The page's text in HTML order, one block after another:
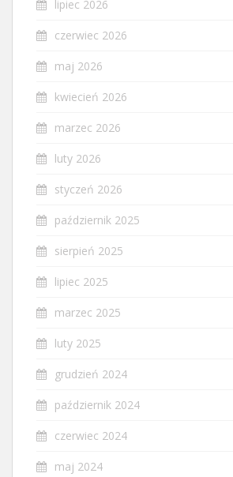
lipiec 2026
czerwiec 2026
maj 2026
kwiecień 2026
marzec 2026
luty 2026
styczeń 2026
październik 2025
sierpień 2025
lipiec 2025
marzec 2025
luty 2025
grudzień 2024
październik 2024
czerwiec 2024
maj 2024